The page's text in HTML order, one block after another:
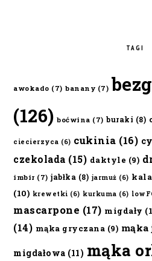
TAGI
awokado (7) banany (7)
(126) boćwina (7) buraki (8)
ciecierzyca (6) cukinia (16)
czekolada (15) daktyle (9)
imbir (7) jabłka (8) jarmuż (6)
(10) krewetki (6) kurkuma (6)
mascarpone (17) migdały
(14) mąka gryczana (9) mąka
migdałowa (11) mąka